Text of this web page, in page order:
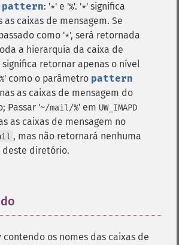
pattern: '*' e '%'. '*' significa
caixas de mensagem. Se
como '*', será retornada
a hierarquia da caixa de
significa retornar apenas o nível
%' como o parâmetro pattern
as caixas de mensagem do
Passar '~/mail/%' em UW_IMAPD
as caixas de mensagem no
, mas não retornará nenhuma
deste diretório.
os nomes das caixas de